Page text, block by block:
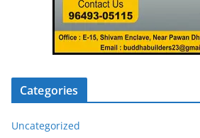
Categories
Uncategorized